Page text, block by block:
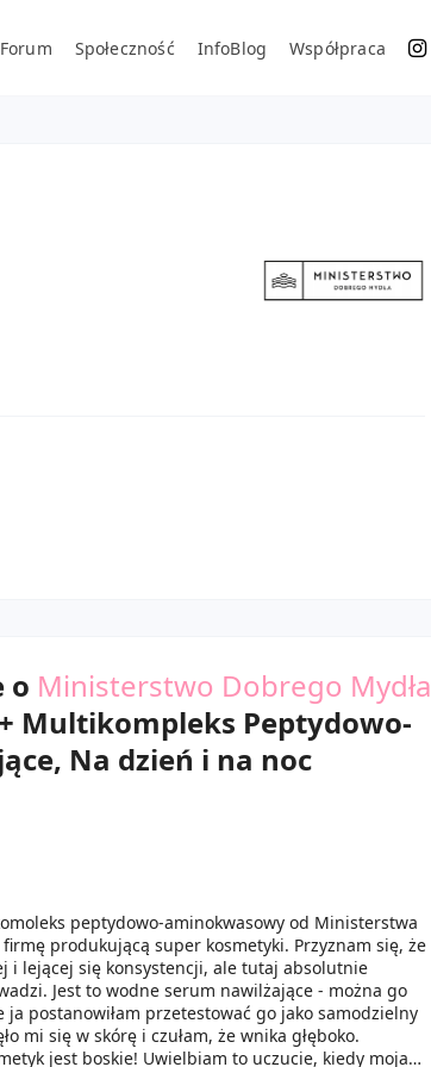
Forum Społeczność InfoBlog Współpraca
o Ministerstwo Dobrego Mydła
Multikompleks Peptydowo-
Na dzień i na noc
peptydowo-aminokwasowy od Ministerstwa
produkującą super kosmetyki. Przyznam się, że
i lejącej się konsystencji, ale tutaj absolutnie
Jest to wodne serum nawilżające - można go
postanowiłam przetestować go jako samodzielny
mi się w skórę i czułam, że wnika głęboko.
jest boskie! Uwielbiam to uczucie, kiedy moja